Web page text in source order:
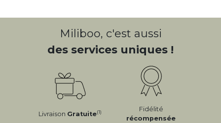
Miliboo, c'est aussi
des services uniques !
Livraison Gratuite(1)
Fidélité
récompensée